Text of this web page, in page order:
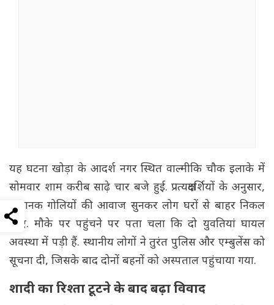
यह घटना खोड़ा के आदर्श नगर स्थित वाल्मीकि चौक इलाके में
सोमवार शाम करीब साढ़े चार बजे हुई. प्रत्यक्षदर्शियों के अनुसार,
अचानक गोलियों की आवाज सुनकर लोग घरों से बाहर निकल
आए. मौके पर पहुंचने पर पता चला कि दो युवतियां घायल
अवस्था में पड़ी हैं. स्थानीय लोगों ने तुरंत पुलिस और एम्बुलेंस को
सूचना दी, जिसके बाद दोनों बहनों को अस्पताल पहुंचाया गया.
शादी का रिश्ता टूटने के बाद बढ़ा विवाद